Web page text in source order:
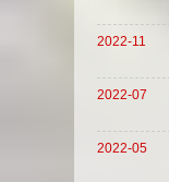
2022-11
2022-07
2022-05